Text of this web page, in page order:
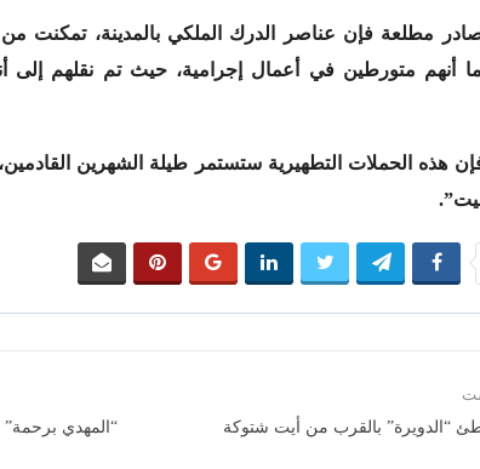
كما أنهم متورطين في أعمال إجرامية، حيث تم نقلهم إلى
هذه الحملات التطهيرية ستستمر طيلة الشهرين
“الدويرة” بالقرب من أيت شتوكة
“المهدي